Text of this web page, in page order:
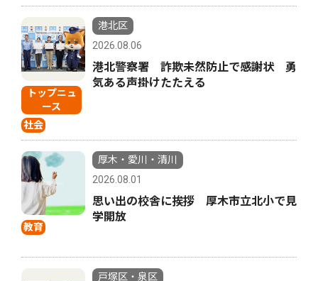
トップニュ
ース
社会
港北区
2026.08.06
港北警察署 詐欺未然防止で感謝状 勇
気ある声掛けたたえる
教育
厚木・愛川・清川
2026.08.01
思い出の校舎に挨拶 厚木市立北小で見
学開放
戸塚区・泉区